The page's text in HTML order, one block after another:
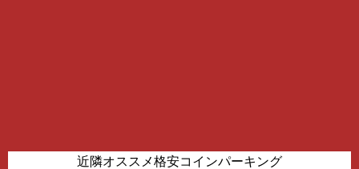
近隣オススメ格安コインパーキング